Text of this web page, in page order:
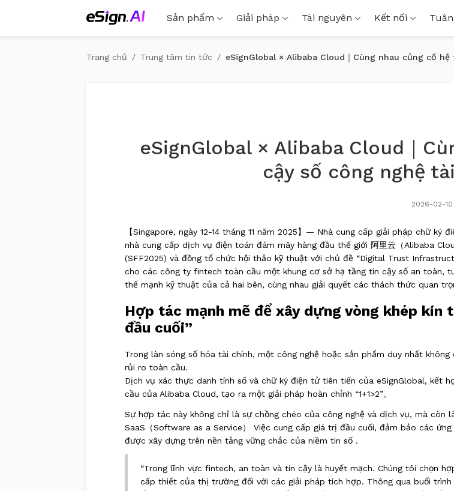
Sản phẩm Giải pháp Tài nguyên Kết nối
Trang chủ / Trung tâm tin tức / eSignGlobal × Alibaba Cloud｜Cùng nhau củng cố
eSignGlobal × Alibaba Cloud｜
cậy số công nghệ
2026-02-10
【Singapore, ngày 12-14 tháng 11 năm 2025】 — Nhà cung cấp giải pháp chữ ký
nhà cung cấp dịch vụ điện toán đám mây hàng đầu thế giới 阿里云（Alibaba
(SFF2025) và đồng tổ chức hội thảo kỹ thuật với chủ đề “Digital Trust
cho các công ty fintech toàn cầu một khung cơ sở hạ tầng tin cậy số an toàn,
thế mạnh kỹ thuật của cả hai bên, cùng nhau giải quyết các thách thức quan
Hợp tác mạnh mẽ để xây dựng vòng khép
đầu cuối”
Trong làn sóng số hóa tài chính, một công nghệ hoặc sản phẩm duy nhất
rủi ro toàn cầu.
Dịch vụ xác thực danh tính số và chữ ký điện tử tiên tiến của eSignGlobal, kết
cầu của Alibaba Cloud, tạo ra một giải pháp hoàn chỉnh “1+1>2”。
Sự hợp tác này không chỉ là sự chồng chéo của công nghệ và dịch vụ, mà còn
SaaS（Software as a Service）
Việc cung cấp giá trị đầu cuối, đảm bảo các
được xây dựng trên nền tảng vững chắc của niềm tin số .
“Trong lĩnh vực fintech, an toàn và tin cậy là huyết mạch. Chúng tôi chọn
cấp thiết của thị trường đối với các giải pháp tích hợp. Thông qua buổi